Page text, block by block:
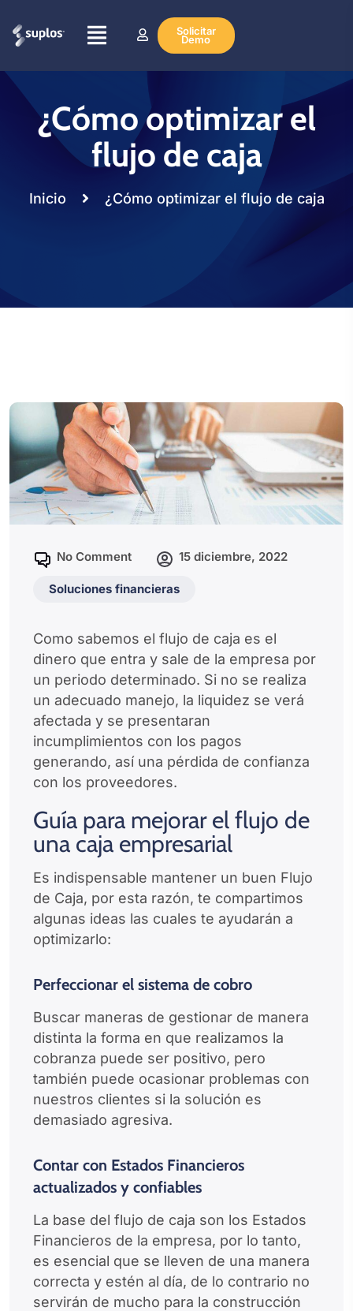
Solicitar
Demo
¿Cómo optimizar el
flujo de caja
Inicio ¿Cómo optimizar el flujo de caja
No Comment 15 diciembre, 2022
Soluciones financieras
Como sabemos el flujo de caja es el
dinero que entra y sale de la empresa por
un periodo determinado. Si no se realiza
un adecuado manejo, la liquidez se verá
afectada y se presentaran
incumplimientos con los pagos
generando, así una pérdida de confianza
con los proveedores.
Guía para mejorar el flujo de
una caja empresarial
Es indispensable mantener un buen Flujo
de Caja, por esta razón, te compartimos
algunas ideas las cuales te ayudarán a
optimizarlo:
Perfeccionar el sistema de cobro
Buscar maneras de gestionar de manera
distinta la forma en que realizamos la
cobranza puede ser positivo, pero
también puede ocasionar problemas con
nuestros clientes si la solución es
demasiado agresiva.
Contar con Estados Financieros
actualizados y confiables
La base del flujo de caja son los Estados
Financieros de la empresa, por lo tanto,
es esencial que se lleven de una manera
correcta y estén al día, de lo contrario no
servirán de mucho para la construcción